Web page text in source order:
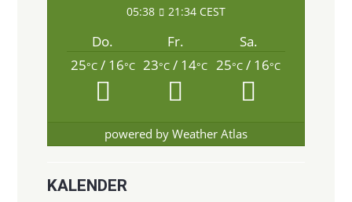
05:38 21:34 CEST
Do. Fr.
Sa.
25°C/ 16°C 23°C / 14°C 25°C / 16°C
powered by Weather Atlas
KALENDER